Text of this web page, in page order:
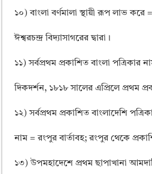
১০) বাংলা বর্ণমালা স্থায়ী রূপ লাভ করে =
ঈশ্বরচন্দ্র বিদ্যাসাগরের দ্বারা।
১১) সর্বপ্রথম প্রকাশিত বাংলা পত্রিকার
দিকদর্শন, ১৮১৮ সালের এপ্রিলে প্রথম
১২) সর্বপ্রথম প্রকাশিত বাংলাদেশি
নাম = রংপুর বার্তাবহ; রংপুর থেকে
১৩) উপমহাদেশে প্রথম ছাপাখানা